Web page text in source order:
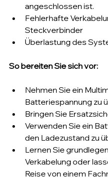
angeschlossen ist.
Fehlerhafte
Steckverbinder
Überlastung des
So bereiten Sie sich vor:
Nehmen Sie ein
Batteriespannung zu
Bringen Sie
Verwenden Sie ein
den Ladezustand zu
Lernen Sie
Verkabelung oder
Reise von einem